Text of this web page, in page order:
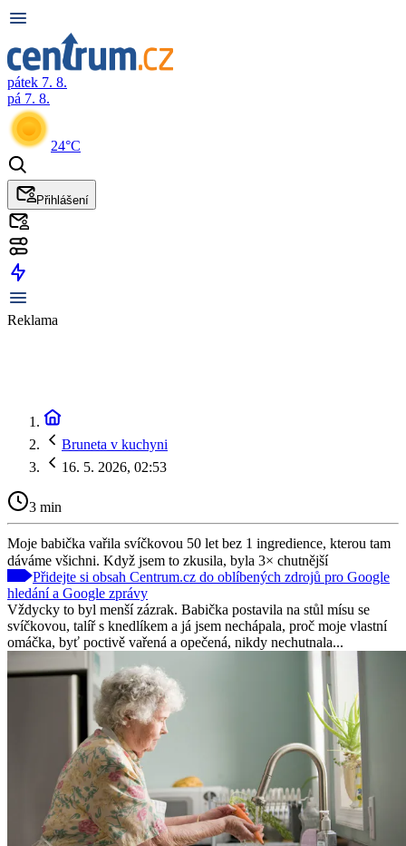
pátek 7. 8.
pá 7. 8.
24°C
Přihlášení
Reklama
Bruneta v kuchyni
16. 5. 2026, 02:53
3 min
Moje babička vařila svíčkovou 50 let bez 1 ingredience, kterou tam
dáváme všichni. Když jsem to zkusila, byla 3× chutnější
Přidejte si obsah Centrum.cz do oblíbených zdrojů pro Google
hledání a Google zprávy
Vždycky to byl menší zázrak. Babička postavila na stůl mísu se
svíčkovou, talíř s knedlíkem a já jsem nechápala, proč moje vlastní
omáčka, byť poctivě vařená a opečená, nikdy nechutnala...